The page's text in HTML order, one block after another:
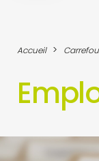
Accueil >